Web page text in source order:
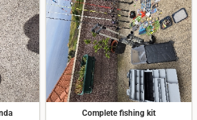
Complete fishing kit